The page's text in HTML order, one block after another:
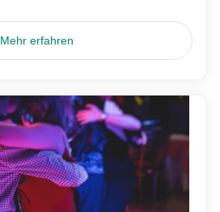
Mehr erfahren